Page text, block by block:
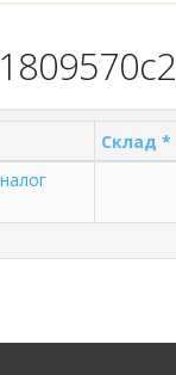
Склад *